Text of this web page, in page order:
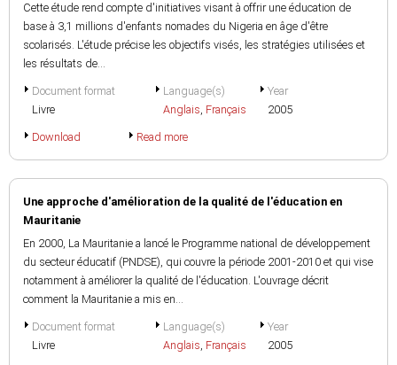
Cette étude rend compte d'initiatives visant à offrir une éducation de
base à 3,1 millions d'enfants nomades du Nigeria en âge d'être
scolarisés. L'étude précise les objectifs visés, les stratégies utilisées et
les résultats de...
Document format
Livre
Language(s)
Anglais, Français
Year
2005
Download Read more
Une approche d'amélioration de la qualité de l'éducation en
Mauritanie
En 2000, La Mauritanie a lancé le Programme national de développement
du secteur éducatif (PNDSE), qui couvre la période 2001-2010 et qui vise
notamment à améliorer la qualité de l'éducation. L'ouvrage décrit
comment la Mauritanie a mis en...
Document format
Livre
Language(s)
Anglais, Français
Year
2005